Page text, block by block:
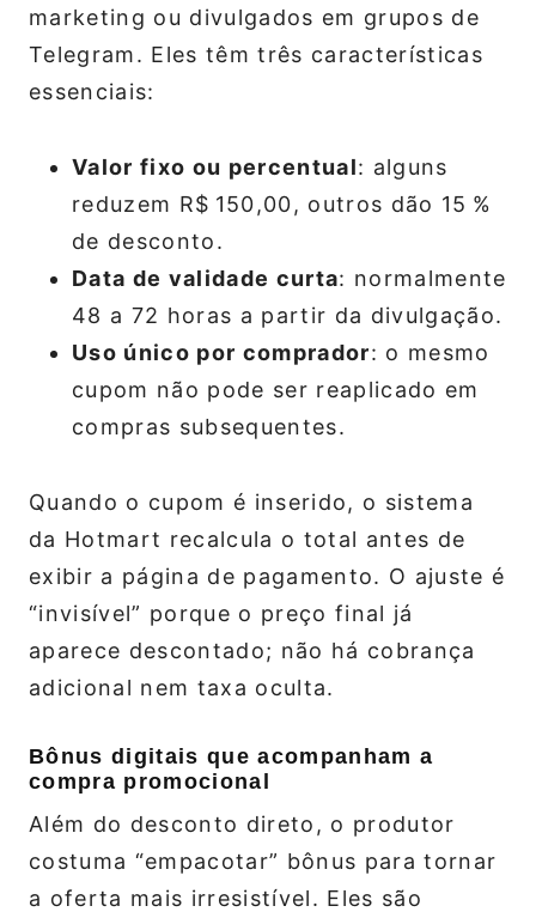
marketing ou divulgados em grupos de
Telegram. Eles têm três características
essenciais:
Valor fixo ou percentual: alguns
reduzem R$ 150,00, outros dão 15 %
de desconto.
Data de validade curta: normalmente
48 a 72 horas a partir da divulgação.
Uso único por comprador: o mesmo
cupom não pode ser reaplicado em
compras subsequentes.
Quando o cupom é inserido, o sistema
da Hotmart recalcula o total antes de
exibir a página de pagamento. O ajuste é
“invisível” porque o preço final já
aparece descontado; não há cobrança
adicional nem taxa oculta.
Bônus digitais que acompanham a
compra promocional
Além do desconto direto, o produtor
costuma “empacotar” bônus para tornar
a oferta mais irresistível. Eles são